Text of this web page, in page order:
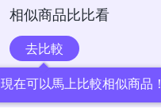
相似商品比比看
去比較
現在可以馬上比較相似商品！